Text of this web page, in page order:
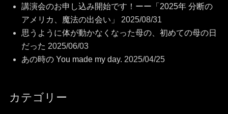
講演会のお申し込み開始です！ーー「2025年 分断の
アメリカ、魔法の出会い」
2025/08/31
思うように体が動かなくなった母の、初めての母の日
だった 2025/06/03
あの時の You made my day. 2025/04/25
カテゴリー